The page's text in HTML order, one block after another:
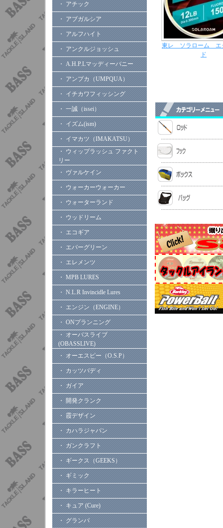
・ アチック
・ アブガルシア
・ アルフハイト
・ アンクルジョッシュ
・ A.H.P.Lマッディーバニー
・ アンプカ（UMPQUA）
・ イチカワフィッシング
・ 一誠（issei）
・ イズム(ism)
・ イマカツ（IMAKATSU）
・ ウィップラッシュ ファクト
リー
・ ヴァルケイン
・ ウォーカーウォーカー
・ ウォーターランド
・ ウッドリーム
・ エコギア
・ エバーグリーン
・ エレメンツ
・ MPB LURES
・ N.L.R Invincidle Lures
・ エンジン（ENGINE）
・ ONプランニング
・ オーバスライブ
(OBASSLIVE)
・ オーエスピー（O.S.P）
・ カッツバディ
・ ガイア
・ 開発クランク
・ 霞デザイン
・ カハラジャパン
・ ガンクラフト
・ ギークス（GEEKS）
・ ギミック
・ キラーヒート
・ キュア (Cure)
・ グランパ
東レ ソラローム エ
ド